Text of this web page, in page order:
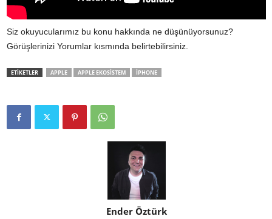
Siz okuyucularımız bu konu hakkında ne düşünüyorsunuz?
Görüşlerinizi Yorumlar kısmında belirtebilirsiniz.
ETİKETLER APPLE APPLE EKOSISTEM IPHONE
Ender Öztürk